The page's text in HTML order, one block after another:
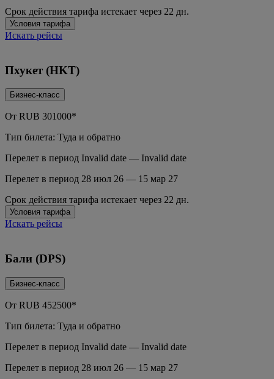
Срок действия тарифа истекает через 22 дн.
Условия тарифа
Искать рейсы
Пхукет (HKT)
Бизнес-класс
От RUB 301000*
Тип билета: Туда и обратно
Перелет в период Invalid date — Invalid date
Перелет в период 28 июл 26 — 15 мар 27
Срок действия тарифа истекает через 22 дн.
Условия тарифа
Искать рейсы
Бали (DPS)
Бизнес-класс
От RUB 452500*
Тип билета: Туда и обратно
Перелет в период Invalid date — Invalid date
Перелет в период 28 июл 26 — 15 мар 27